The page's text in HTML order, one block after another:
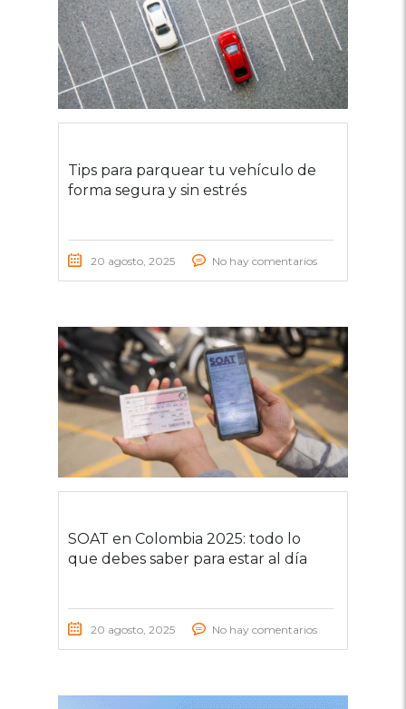
Tips para parquear tu vehículo de
forma segura y sin estrés
20 agosto, 2025 No hay comentarios
SOAT en Colombia 2025: todo lo
que debes saber para estar al día
20 agosto, 2025 No hay comentarios